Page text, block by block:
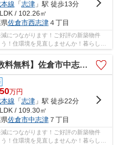
線 「志津」駅 徒歩13分
/ 102.26㎡
佐倉市西志津４丁目
につながります！ご好評の新築物件
！住環境を見直しませんか！暮らしの
料】佐倉市中志津 新築戸建て
万円
線 「志津」駅 徒歩22分
/ 109.30㎡
佐倉市中志津７丁目
につながります！ご好評の新築物件
！住環境を見直しませんか！暮らしの